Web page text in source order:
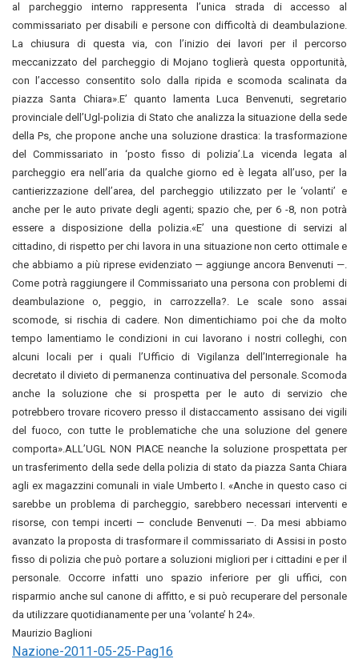
al parcheggio interno rappresenta l’unica strada di accesso al
commissariato per disabili e persone con difficoltà di deambulazione.
La chiusura di questa via, con l’inizio dei lavori per il percorso
meccanizzato del parcheggio di Mojano toglierà questa opportunità,
con l’accesso consentito solo dalla ripida e scomoda scalinata da
piazza Santa Chiara».E’ quanto lamenta Luca Benvenuti, segretario
provinciale dell’Ugl-polizia di Stato che analizza la situazione della sede
della Ps, che propone anche una soluzione drastica: la trasformazione
del Commissariato in ‘posto fisso di polizia’.La vicenda legata al
parcheggio era nell’aria da qualche giorno ed è legata all’uso, per la
cantierizzazione dell’area, del parcheggio utilizzato per le ‘volanti’ e
anche per le auto private degli agenti; spazio che, per 6 -8, non potrà
essere a disposizione della polizia.«E’ una questione di servizi al
cittadino, di rispetto per chi lavora in una situazione non certo ottimale e
che abbiamo a più riprese evidenziato — aggiunge ancora Benvenuti —.
Come potrà raggiungere il Commissariato una persona con problemi di
deambulazione o, peggio, in carrozzella?. Le scale sono assai
scomode, si rischia di cadere. Non dimentichiamo poi che da molto
tempo lamentiamo le condizioni in cui lavorano i nostri colleghi, con
alcuni locali per i quali l’Ufficio di Vigilanza dell’Interregionale ha
decretato il divieto di permanenza continuativa del personale. Scomoda
anche la soluzione che si prospetta per le auto di servizio che
potrebbero trovare ricovero presso il distaccamento assisano dei vigili
del fuoco, con tutte le problematiche che una soluzione del genere
comporta».ALL’UGL NON PIACE neanche la soluzione prospettata per
un trasferimento della sede della polizia di stato da piazza Santa Chiara
agli ex magazzini comunali in viale Umberto I. «Anche in questo caso ci
sarebbe un problema di parcheggio, sarebbero necessari interventi e
risorse, con tempi incerti — conclude Benvenuti —. Da mesi abbiamo
avanzato la proposta di trasformare il commissariato di Assisi in posto
fisso di polizia che può portare a soluzioni migliori per i cittadini e per il
personale. Occorre infatti uno spazio inferiore per gli uffici, con
risparmio anche sul canone di affitto, e si può recuperare del personale
da utilizzare quotidianamente per una ‘volante’ h 24».
Maurizio Baglioni
Nazione-2011-05-25-Pag16